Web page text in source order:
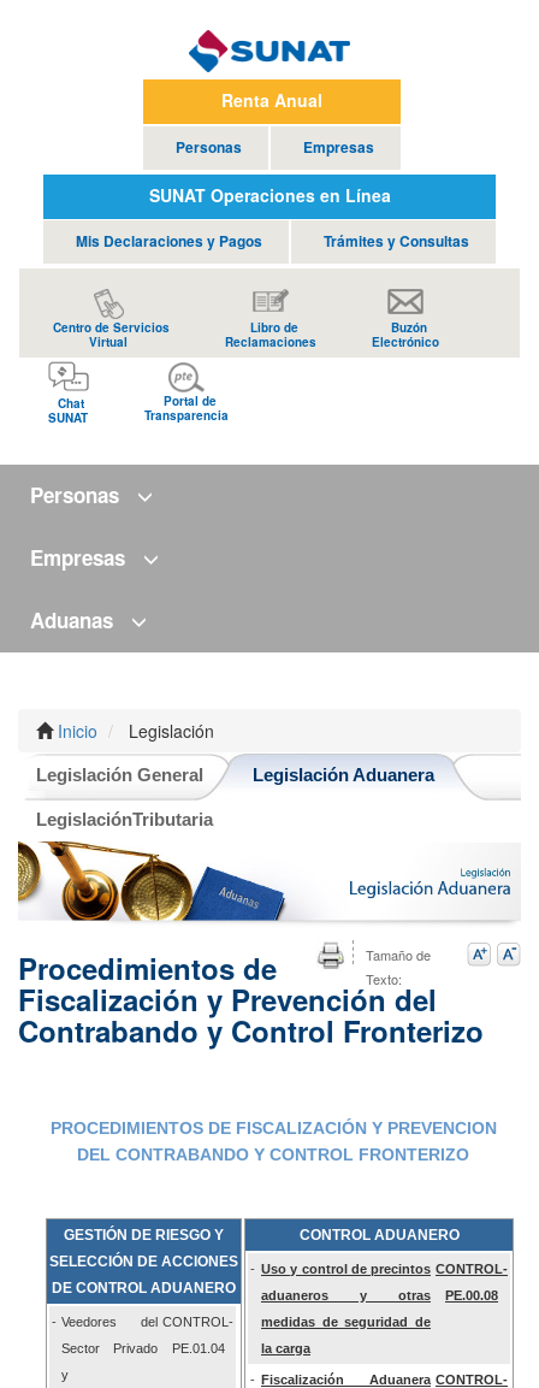
Renta Anual
Personas Empresas
SUNAT Operaciones en Línea
Mis Declaraciones y Pagos Trámites y Consultas
Centro de Servicios
Virtual
Libro de
Reclamaciones
Buzón
Electrónico
Chat
SUNAT
Portal de
Transparencia
Personas
Empresas
Aduanas
Inicio Legislación
Legislación General Legislación Aduanera
LegislaciónTributaria
Tamaño de
Texto:
Procedimientos de
Fiscalización y Prevención del
Contrabando y Control Fronterizo
PROCEDIMIENTOS DE FISCALIZACIÓNY PREVENCION
DEL CONTRABANDO Y CONTROL FRONTERIZO
GESTIÓN DE RIESGO Y
SELECCIÓN DE ACCIONES
DE CONTROL ADUANERO
- Veedores del
Sector Privado
y
CONTROL -
PE.01.04
CONTROL ADUANERO
- Uso y control de precintos
aduaneros y otras
medidas de seguridad de
la carga
CONTROL-
PE.00.08
- Fiscalización Aduanera CONTROL-